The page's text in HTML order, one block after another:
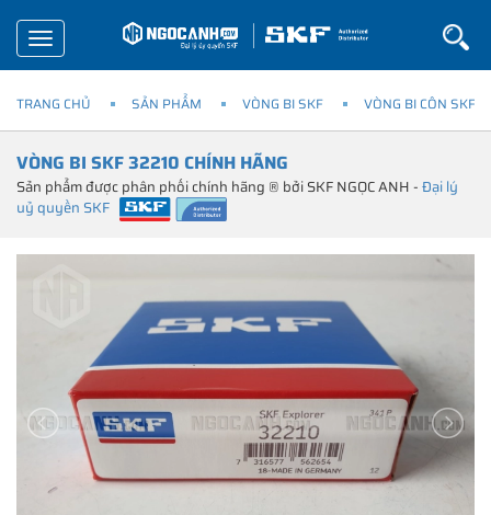
Toggle
navigation
TRANG CHỦ SẢN PHẨM VÒNG BI SKF VÒNG BI CÔN SKF
VÒNG BI SKF 32210 CHÍNH HÃNG
Sản phẩm được phân phối chính hãng ® bởi SKF NGỌC ANH -Đại lý
uỷ quyền SKF